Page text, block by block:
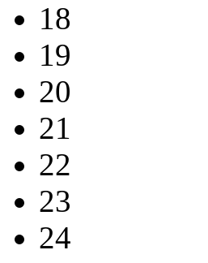
18
19
20
21
22
23
24